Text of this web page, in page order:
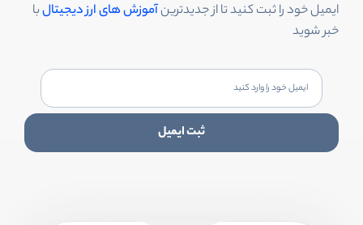
ایمیل خود را ثبت کنید تا از جدیدترینآموزش های ارز دیجیتالبا
خبر شوید
ثبت ایمیل